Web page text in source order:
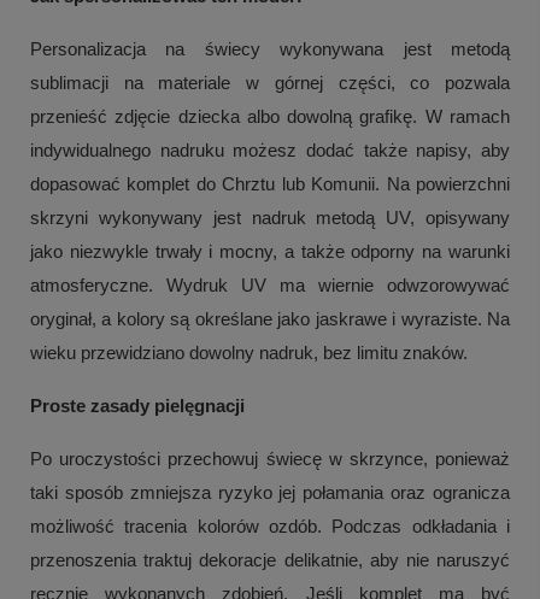
Personalizacja na świecy wykonywana jest metodą
sublimacji na materiale w górnej części, co pozwala
przenieść zdjęcie dziecka albo dowolną grafikę. W ramach
indywidualnego nadruku możesz dodać także napisy, aby
dopasować komplet do Chrztu lub Komunii. Na powierzchni
skrzyni wykonywany jest nadruk metodą UV, opisywany
jako niezwykle trwały i mocny, a także odporny na warunki
atmosferyczne. Wydruk UV ma wiernie odwzorowywać
oryginał, a kolory są określane jako jaskrawe i wyraziste. Na
wieku przewidziano dowolny nadruk, bez limitu znaków.
Proste zasady pielęgnacji
Po uroczystości przechowuj świecę w skrzynce, ponieważ
taki sposób zmniejsza ryzyko jej połamania oraz ogranicza
możliwość tracenia kolorów ozdób. Podczas odkładania i
przenoszenia traktuj dekoracje delikatnie, aby nie naruszyć
ręcznie wykonanych zdobień. Jeśli komplet ma być